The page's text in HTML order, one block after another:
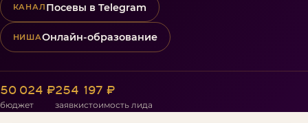
КАНАЛ Посевы в Telegram
НИШАОнлайн-образование
50 024 ₽
бюджет
254
заявки
197 ₽
стоимость лида